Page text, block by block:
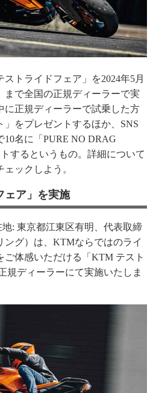
トライドフェア」を2024年5月
まで全国の正規ディーラーで実
に正規ディーラーで試乗した方
」をプレゼントするほか、SNS
名に「PURE NO DRAG
するというもの。詳細について
ックしよう。
ェア」を実施
: 東京都江東区有明、代表取締
ング）は、KTMならではのライ
ご体感いただける「KTM テスト
規ディーラーにて実施いたしま